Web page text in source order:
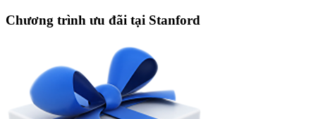
Chương trình ưu đãi tại Stanford